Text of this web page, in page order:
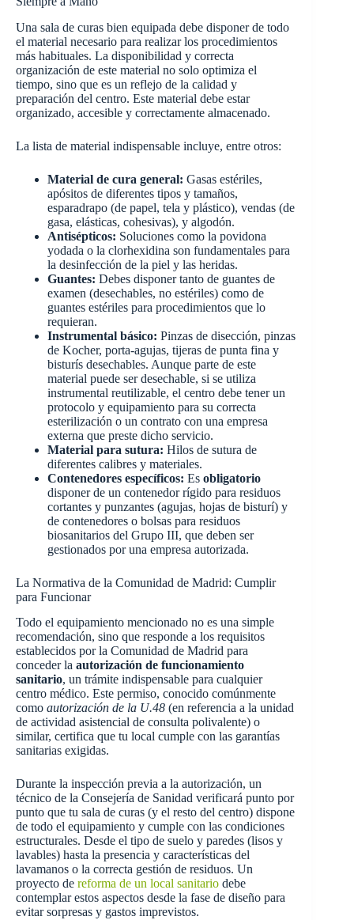
Una sala de curas bien equipada debe disponer de todo
el material necesario para realizar los procedimientos
más habituales. La disponibilidad y correcta
organización de este material no solo optimiza el
tiempo, sino que es un reflejo de la calidad y
preparación del centro. Este material debe estar
organizado, accesible y correctamente almacenado.
La lista de material indispensable incluye, entre otros:
Material de cura general: Gasas estériles,
apósitos de diferentes tipos y tamaños,
esparadrapo (de papel, tela y plástico), vendas (de
gasa, elásticas, cohesivas), y algodón.
Antisépticos: Soluciones como la povidona
yodada o la clorhexidina son fundamentales para
la desinfección de la piel y las heridas.
Guantes: Debes disponer tanto de guantes de
examen (desechables, no estériles) como de
guantes estériles para procedimientos que lo
requieran.
Instrumental básico: Pinzas de disección, pinzas
de Kocher, porta-agujas, tijeras de punta fina y
bisturís desechables. Aunque parte de este
material puede ser desechable, si se utiliza
instrumental reutilizable, el centro debe tener un
protocolo y equipamiento para su correcta
esterilización o un contrato con una empresa
externa que preste dicho servicio.
Material para sutura: Hilos de sutura de
diferentes calibres y materiales.
Contenedores específicos: Es obligatorio
disponer de un contenedor rígido para residuos
cortantes y punzantes (agujas, hojas de bisturí) y
de contenedores o bolsas para residuos
biosanitarios del Grupo III, que deben ser
gestionados por una empresa autorizada.
La Normativa de la Comunidad de Madrid: Cumplir
para Funcionar
Todo el equipamiento mencionado no es una simple
recomendación, sino que responde a los requisitos
establecidos por la Comunidad de Madrid para
conceder la autorización de funcionamiento
sanitario, un trámite indispensable para cualquier
centro médico. Este permiso, conocido comúnmente
como autorización de la U.48 (en referencia a la unidad
de actividad asistencial de consulta polivalente) o
similar, certifica que tu local cumple con las garantías
sanitarias exigidas.
Durante la inspección previa a la autorización, un
técnico de la Consejería de Sanidad verificará punto por
punto que tu sala de curas (y el resto del centro) dispone
de todo el equipamiento y cumple con las condiciones
estructurales. Desde el tipo de suelo y paredes (lisos y
lavables) hasta la presencia y características del
lavamanos o la correcta gestión de residuos. Un
proyecto de reforma de un local sanitario debe
contemplar estos aspectos desde la fase de diseño para
evitar sorpresas y gastos imprevistos.